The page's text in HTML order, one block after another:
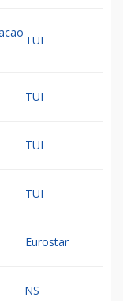
TUI
TUI
TUI
TUI
Eurostar
NS